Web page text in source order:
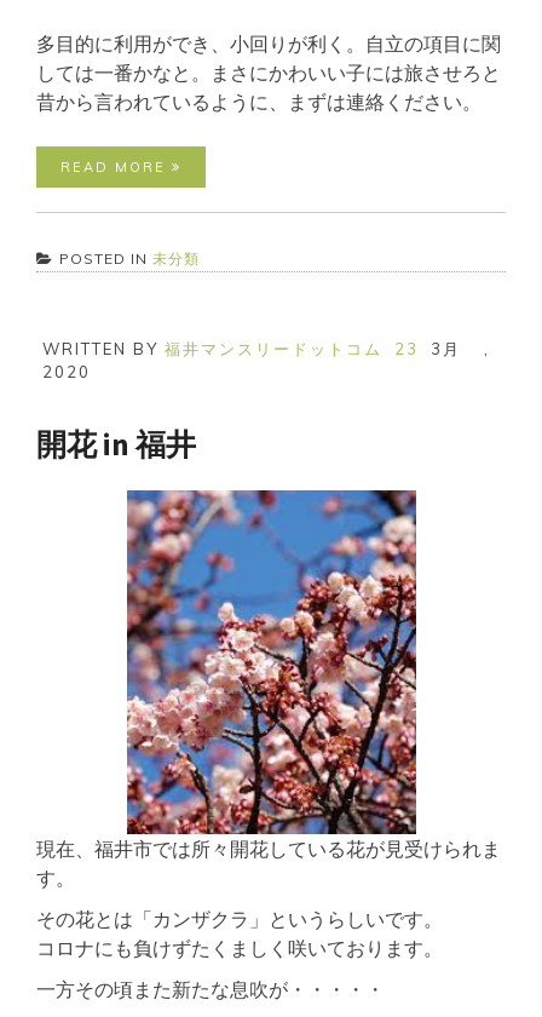
多目的に利用ができ、小回りが利く。自立の項目に関
しては一番かなと。まさにかわいい子には旅させろと
昔から言われているように、まずは連絡ください。
READ MORE
POSTED IN 未分類
WRITTEN BY 福井マンスリードットコム 23 3月
2020
開花 in 福井
現在、福井市では所々開花している花が見受けられま
す。
その花とは「カンザクラ」というらしいです。
コロナにも負けずたくましく咲いております。
一方その頃また新たな息吹が・・・・・